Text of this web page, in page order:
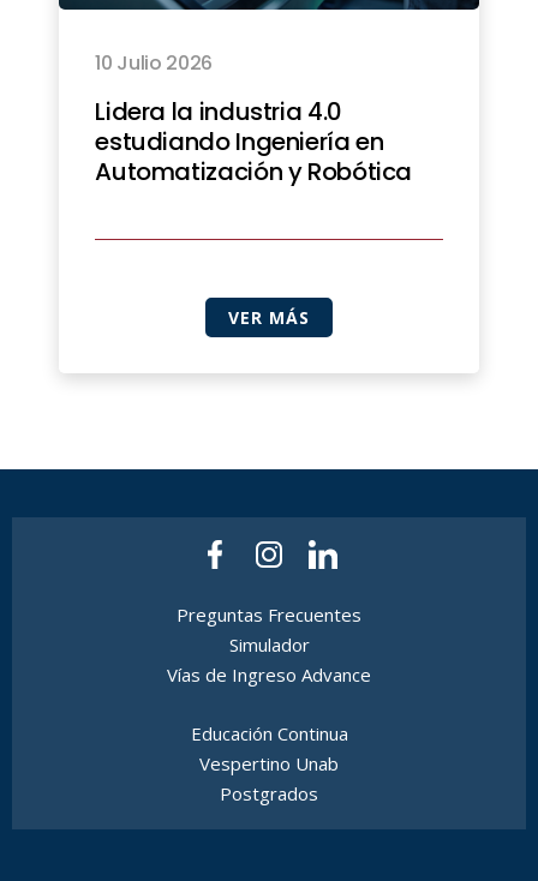
10 Julio 2026
Lidera la industria 4.0
estudiando Ingeniería en
Automatización y Robótica
VER MÁS